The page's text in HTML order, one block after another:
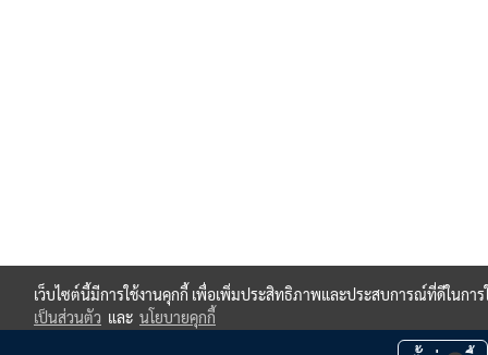
เว็บไซต์นี้มีการใช้งานคุกกี้ เพื่อเพิ่มประสิทธิภาพและประสบการณ์ที่ดีในกา
เป็นส่วนตัว และ นโยบายคุกกี้